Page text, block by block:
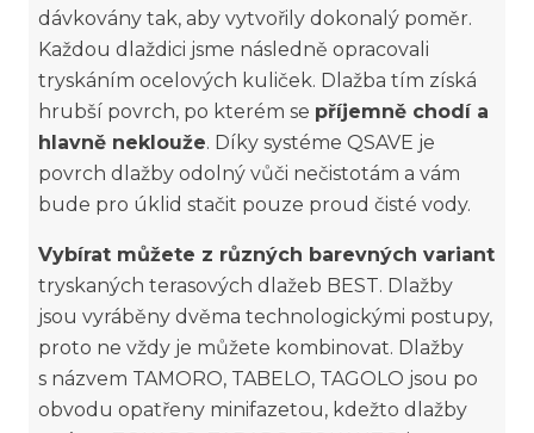
dávkovány tak, aby vytvořily dokonalý poměr.
Každou dlaždici jsme následně opracovali
tryskáním ocelových kuliček. Dlažba tím získá
hrubší povrch, po kterém se příjemně chodí a
hlavně neklouže. Díky systéme QSAVE je
povrch dlažby odolný vůči nečistotám a vám
bude pro úklid stačit pouze proud čisté vody.
Vybírat můžete z různých barevných variant
tryskaných terasových dlažeb BEST. Dlažby
jsou vyráběny dvěma technologickými postupy,
proto ne vždy je můžete kombinovat. Dlažby
s názvem TAMORO, TABELO, TAGOLO jsou po
obvodu opatřeny minifazetou, kdežto dlažby